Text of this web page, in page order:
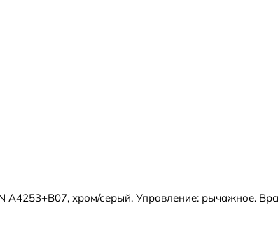
A4253+B07, хром/серый. Управление: рычажное.